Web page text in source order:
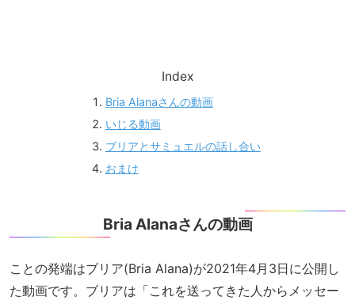
Index
Bria Alanaさんの動画
いじる動画
ブリアとサミュエルの話し合い
おまけ
Bria Alanaさんの動画
ことの発端はブリア(Bria Alana)が2021年4月3日に公開し
た動画です。ブリアは「これを送ってきた人からメッセー